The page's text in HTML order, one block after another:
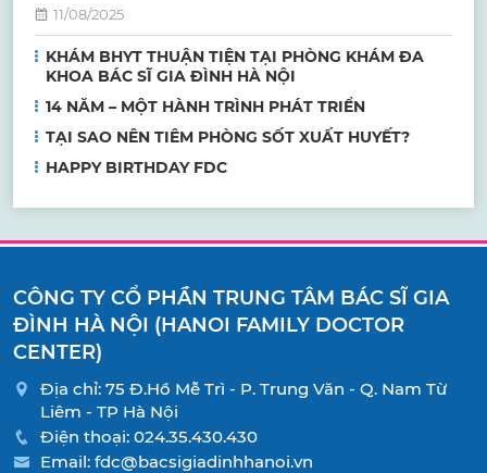
11/08/2025
KHÁM BHYT THUẬN TIỆN TẠI PHÒNG KHÁM ĐA
KHOA BÁC SĨ GIA ĐÌNH HÀ NỘI
14 NĂM – MỘT HÀNH TRÌNH PHÁT TRIỂN
TẠI SAO NÊN TIÊM PHÒNG SỐT XUẤT HUYẾT?
HAPPY BIRTHDAY FDC
CÔNG TY CỔ PHẦN TRUNG TÂM BÁC SĨ GIA
ĐÌNH HÀ NỘI (HANOI FAMILY DOCTOR
CENTER)
Địa chỉ: 75 Đ.Hồ Mễ Trì - P. Trung Văn - Q. Nam Từ
Liêm - TP Hà Nội
Điện thoại: 024.35.430.430
Email: fdc@bacsigiadinhhanoi.vn